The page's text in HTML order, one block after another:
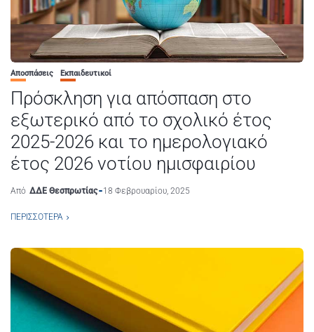
Αποσπάσεις Εκπαιδευτικοί
Πρόσκληση για απόσπαση στο
εξωτερικό από το σχολικό έτος
2025-2026 και το ημερολογιακό
έτος 2026 νοτίου ημισφαιρίου
Από ΔΔΕ Θεσπρωτίας 18 Φεβρουαρίου, 2025
ΠΕΡΙΣΣΌΤΕΡΑ